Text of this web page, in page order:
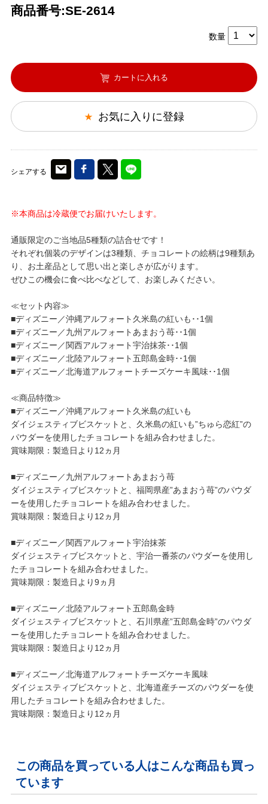
商品番号:SE-2614
数量
カートに入れる
お気に入りに登録
シェアする
※本商品は冷蔵便でお届けいたします。
通販限定のご当地品5種類の詰合せです！
それぞれ個装のデザインは3種類、チョコレートの絵柄は9種類あ
り、お土産品として思い出と楽しさが広がります。
ぜひこの機会に食べ比べなどして、お楽しみください。
≪セット内容≫
■ディズニー／沖縄アルフォート久米島の紅いも･･1個
■ディズニー／九州アルフォートあまおう苺･･1個
■ディズニー／関西アルフォート宇治抹茶･･1個
■ディズニー／北陸アルフォート五郎島金時･･1個
■ディズニー／北海道アルフォートチーズケーキ風味･･1個
≪商品特徴≫
■ディズニー／沖縄アルフォート久米島の紅いも
ダイジェスティブビスケットと、久米島の紅いも”ちゅら恋紅”の
パウダーを使用したチョコレートを組み合わせました。
賞味期限：製造日より12ヵ月
■ディズニー／九州アルフォートあまおう苺
ダイジェスティブビスケットと、福岡県産”あまおう苺”のパウダ
ーを使用したチョコレートを組み合わせました。
賞味期限：製造日より12ヵ月
■ディズニー／関西アルフォート宇治抹茶
ダイジェスティブビスケットと、宇治一番茶のパウダーを使用し
たチョコレートを組み合わせました。
賞味期限：製造日より9ヵ月
■ディズニー／北陸アルフォート五郎島金時
ダイジェスティブビスケットと、石川県産”五郎島金時”のパウダ
ーを使用したチョコレートを組み合わせました。
賞味期限：製造日より12ヵ月
■ディズニー／北海道アルフォートチーズケーキ風味
ダイジェスティブビスケットと、北海道産チーズのパウダーを使
用したチョコレートを組み合わせました。
賞味期限：製造日より12ヵ月
この商品を買っている人はこんな商品も買っ
ています